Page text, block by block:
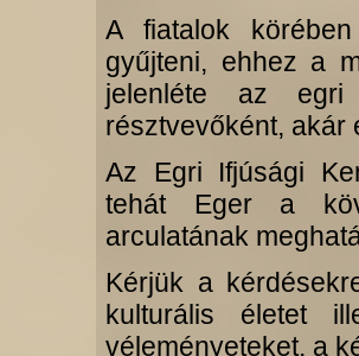
A fiatalok
gyűjteni, ehhez a
jelenléte az egri
résztvevőként, akár
Az Egri Ifjúsági
tehát Eger a
arculatának
Kérjük a
kulturális életet
véleményeteket, a